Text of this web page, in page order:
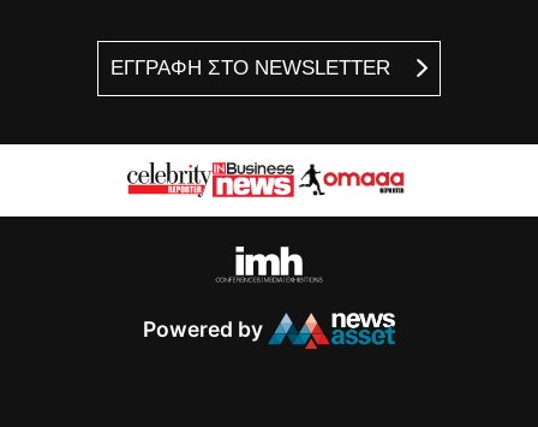
ΕΓΓΡΑΦΗ ΣΤΟ NEWSLETTER
Powered by